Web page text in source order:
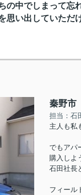
の中でしまって忘
い出していただ
秦野
担当：石
主人も私
でもアパ
購入しよ
石田社長
フィール